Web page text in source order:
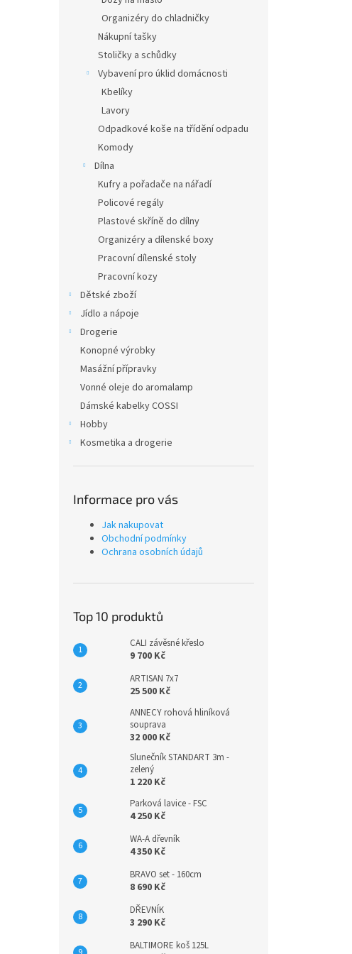
Organizéry do chladničky
Nákupní tašky
Stoličky a schůdky
Vybavení pro úklid domácnosti
Kbelíky
Lavory
Odpadkové koše na třídění odpadu
Komody
Dílna
Kufry a pořadače na nářadí
Policové regály
Plastové skříně do dílny
Organizéry a dílenské boxy
Pracovní dílenské stoly
Pracovní kozy
Dětské zboží
Jídlo a nápoje
Drogerie
Konopné výrobky
Masážní přípravky
Vonné oleje do aromalamp
Dámské kabelky COSSI
Hobby
Kosmetika a drogerie
Informace pro vás
Jak nakupovat
Obchodní podmínky
Ochrana osobních údajů
Top 10 produktů
CALI závěsné křeslo
9 700 Kč
ARTISAN 7x7
25 500 Kč
ANNECY rohová hliníková
souprava
32 000 Kč
Slunečník STANDART 3m -
zelený
1 220 Kč
Parková lavice - FSC
4 250 Kč
WA-A dřevník
4 350 Kč
BRAVO set - 160cm
8 690 Kč
DŘEVNÍK
3 290 Kč
BALTIMORE koš 125L